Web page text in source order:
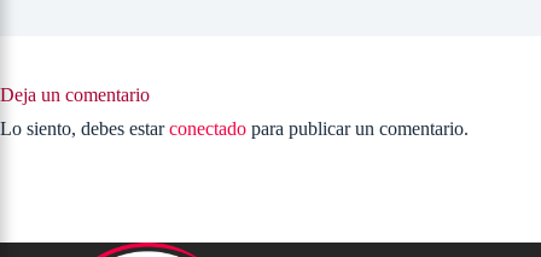
Deja un comentario
Lo siento, debes estarconectado para publicar un comentario.